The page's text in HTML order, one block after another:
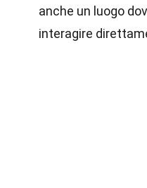
anche un luogo
interagire